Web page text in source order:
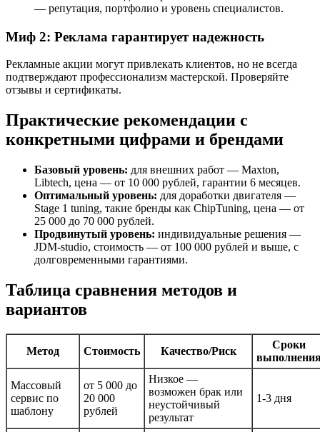
— репутация, портфолио и уровень специалистов.
Миф 2: Реклама гарантирует надежность
Рекламные акции могут привлекать клиентов, но не всегда
подтверждают профессионализм мастерской. Проверяйте
отзывы и сертификаты.
Практические рекомендации с
конкретными цифрами и брендами
Базовый уровень: для внешних работ — Maxton,
Libtech, цена — от 10 000 рублей, гарантии 6 месяцев.
Оптимальный уровень: для доработки двигателя —
Stage 1 tuning, такие бренды как ChipTuning, цена — от
25 000 до 70 000 рублей.
Продвинутый уровень: индивидуальные решения —
JDM-studio, стоимость — от 100 000 рублей и выше, с
долговременными гарантиями.
Таблица сравнения методов и
вариантов
Метод Стоимость Качество/Риск
Сроки
Массовый
сервис по
шаблону
от 5 000 до
20 000
рублей
Низкое —
возможен брак или
неустойчивый
результат
1-3 дня